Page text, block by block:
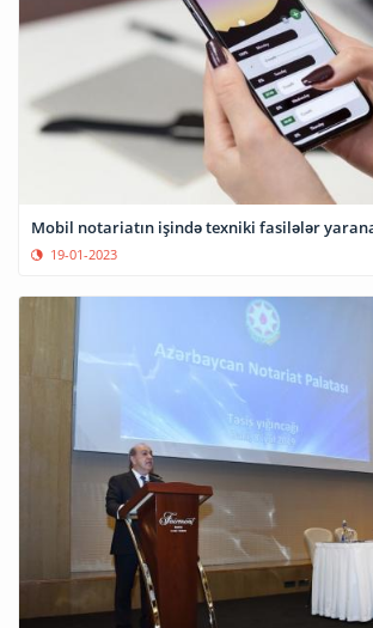
Mobil notariatın işində texniki fasilələr
19-01-2023